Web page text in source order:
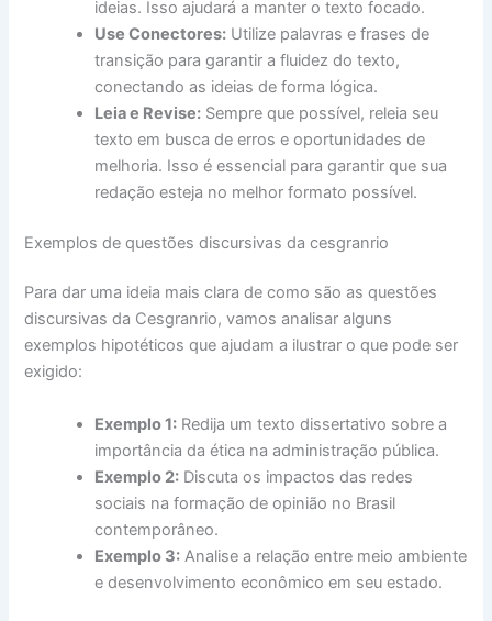
ideias. Isso ajudará a manter o texto focado.
Use Conectores: Utilize palavras e frases de
transição para garantir a fluidez do texto,
conectando as ideias de forma lógica.
Leia e Revise: Sempre que possível, releia seu
texto em busca de erros e oportunidades de
melhoria. Isso é essencial para garantir que sua
redação esteja no melhor formato possível.
Exemplos de questões discursivas da cesgranrio
Para dar uma ideia mais clara de como são as questões
discursivas da Cesgranrio, vamos analisar alguns
exemplos hipotéticos que ajudam a ilustrar o que pode ser
exigido:
Exemplo 1: Redija um texto dissertativo sobre a
importância da ética na administração pública.
Exemplo 2: Discuta os impactos das redes
sociais na formação de opinião no Brasil
contemporâneo.
Exemplo 3: Analise a relação entre meio ambiente
e desenvolvimento econômico em seu estado.